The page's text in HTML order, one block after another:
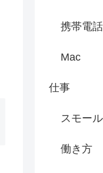
携帯電
Mac
仕事
スモー
働き方